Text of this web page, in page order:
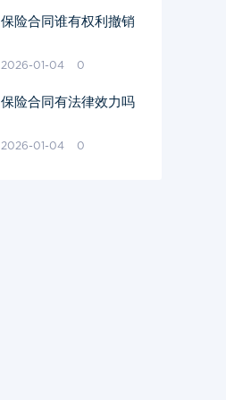
保险合同谁有权利撤销
2026-01-04 0
保险合同有法律效力吗
2026-01-04 0